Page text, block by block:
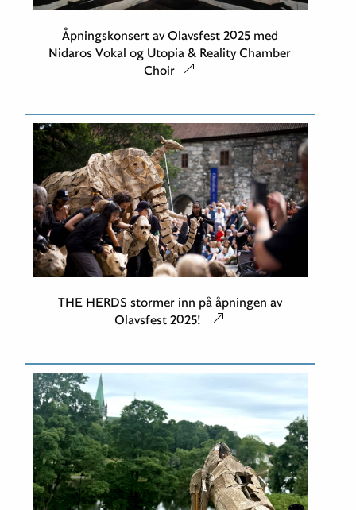
Åpningskonsert av Olavsfest 2025 med
Nidaros Vokal og Utopia & Reality Chamber
Choir
THE HERDS stormer inn på åpningen av
Olavsfest 2025!